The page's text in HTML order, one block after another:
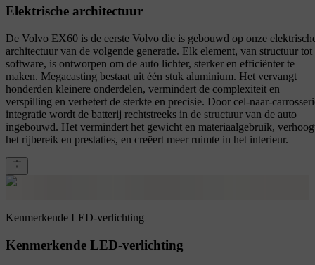
Elektrische architectuur
De Volvo EX60 is de eerste Volvo die is gebouwd op onze
architectuur van de volgende generatie. Elk element, van structuur tot
software, is ontworpen om de auto lichter, sterker en efficiënter te
maken. Megacasting bestaat uit één stuk aluminium. Het vervangt
honderden kleinere onderdelen, vermindert de complexiteit en
verspilling en verbetert de sterkte en precisie. Door cel-naar-
integratie wordt de batterij rechtstreeks in de structuur van de auto
ingebouwd. Het vermindert het gewicht en materiaalgebruik,
het rijbereik en prestaties, en creëert meer ruimte in het interieur.
Kenmerkende LED-verlichting
Kenmerkende LED-verlichting